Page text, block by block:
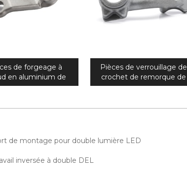
de forgeage à
en aluminium de
OEM pour
de montagne
Pièces de verrouillage de
crochet de remorque de
pièce forgéee de
précision adaptées aux
de montage pour double lumière LED
inversée à double DEL